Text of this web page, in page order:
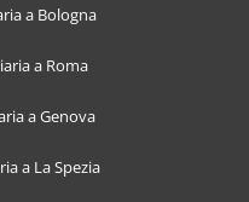
a Bologna
a Roma
a Genova
a La Spezia